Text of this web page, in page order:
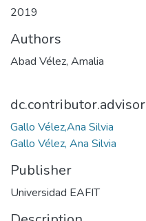
2019
Authors
Abad Vélez, Amalia
dc.contributor.advisor
Gallo Vélez,Ana Silvia
Gallo Vélez, Ana Silvia
Publisher
Universidad EAFIT